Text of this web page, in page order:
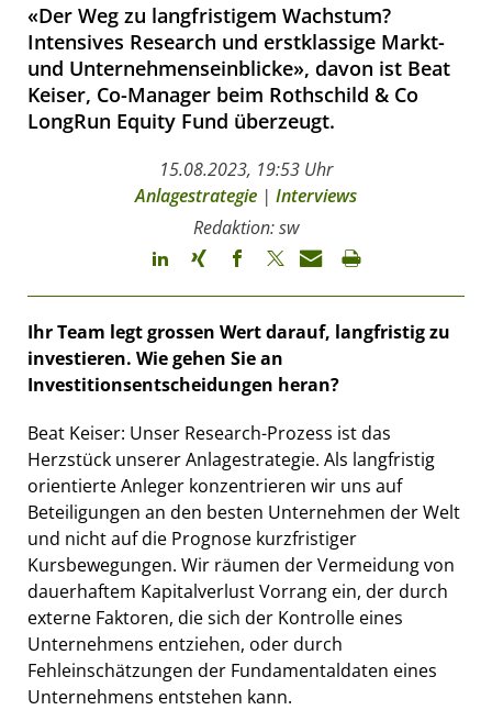
«Der Weg zu langfristigem Wachstum?
Intensives Research und erstklassige Markt-
und Unternehmenseinblicke», davon ist Beat
Keiser, Co-Manager beim Rothschild & Co
LongRun Equity Fund überzeugt.
15.08.2023, 19:53 Uhr
Anlagestrategie | Interviews
Redaktion: sw
Ihr Team legt grossen Wert darauf, langfristig zu
investieren. Wie gehen Sie an
Investitionsentscheidungen heran?
Beat Keiser: Unser Research-Prozess ist das
Herzstück unserer Anlagestrategie. Als langfristig
orientierte Anleger konzentrieren wir uns auf
Beteiligungen an den besten Unternehmen der Welt
und nicht auf die Prognose kurzfristiger
Kursbewegungen. Wir räumen der Vermeidung von
dauerhaftem Kapitalverlust Vorrang ein, der durch
externe Faktoren, die sich der Kontrolle eines
Unternehmens entziehen, oder durch
Fehleinschätzungen der Fundamentaldaten eines
Unternehmens entstehen kann.